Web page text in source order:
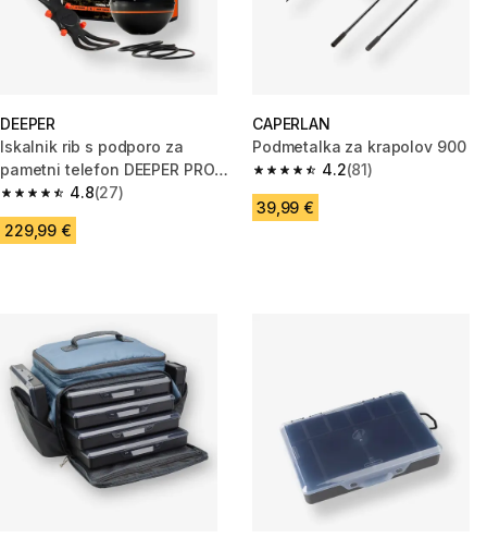
DEEPER
Iskalnik rib s podporo za
pametni telefon DEEPER PRO
PLUS 2
4.8
4.8 od 5 zvezdic from 27 ocene
(27)
229,99 €
CAPERLAN
Podmetalka za krapolov 900
4.2
4.2 od 5 zvezdic from 81 ocene
(81)
39,99 €